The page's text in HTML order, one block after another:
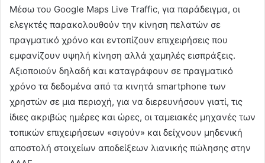
Μέσω του Google Maps Live Traffic, για παράδειγμα, οι
ελεγκτές παρακολουθούν την κίνηση πελατών σε
πραγματικό χρόνο και εντοπίζουν επιχειρήσεις που
εμφανίζουν υψηλή κίνηση αλλά χαμηλές εισπράξεις.
Αξιοποιούν δηλαδή και καταγράφουν σε πραγματικό
χρόνο τα δεδομένα από τα κινητά smartphone των
χρηστών σε μια περιοχή, για να διερευνήσουν γιατί, τις
ίδιες ακριβώς ημέρες και ώρες, οι ταμειακές μηχανές των
τοπικών επιχειρήσεων «σιγούν» και δείχνουν μηδενική
αποστολή στοιχείων αποδείξεων λιανικής πώλησης στην